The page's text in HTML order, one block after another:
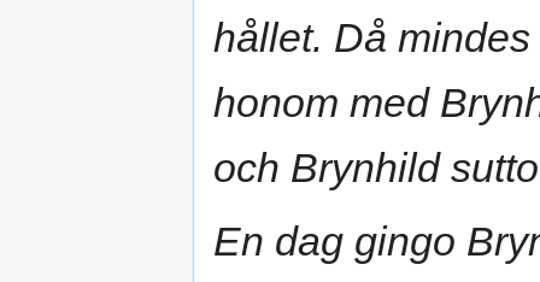
hållet. Då
honom med
och Brynhild
En dag gingo